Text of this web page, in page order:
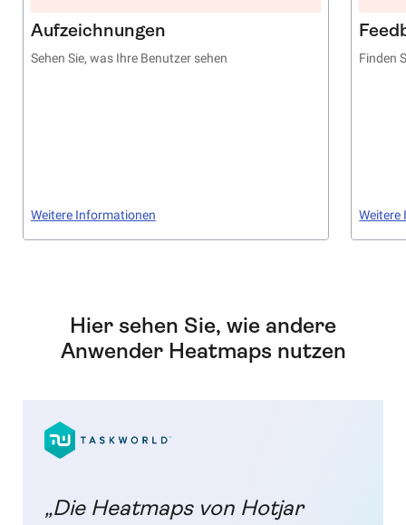
Aufzeichnungen
Sehen Sie, was Ihre Benutzer sehen
Weitere Informationen
Finden
Hier sehen Sie, wie andere
Anwender Heatmaps nutzen
„Die Heatmaps von Hotjar